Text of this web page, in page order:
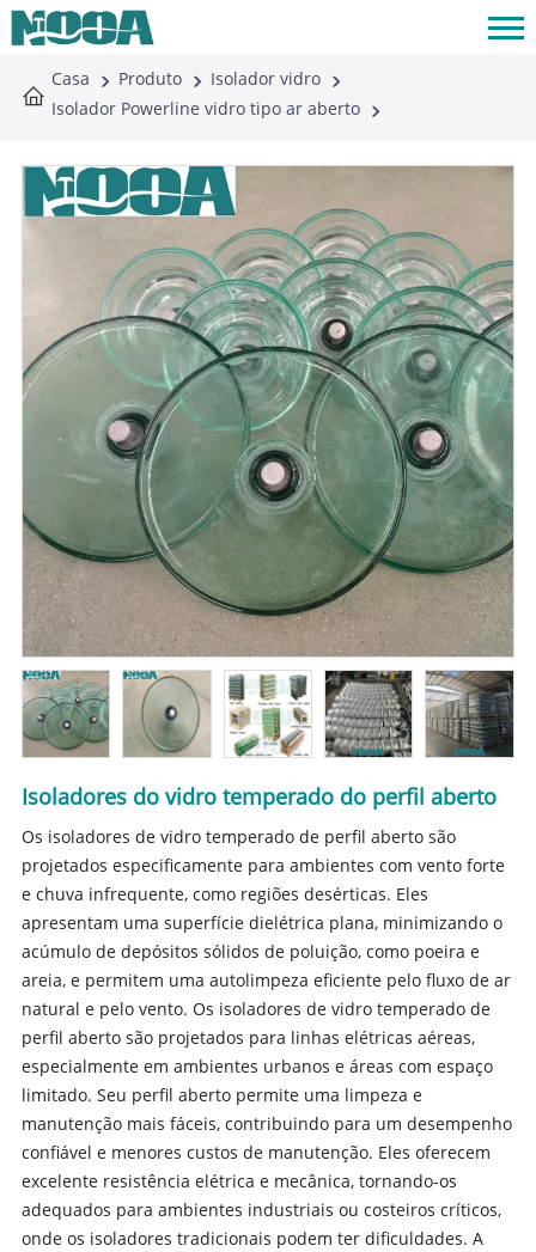
Casa Produto
Isolador vidro
Isolador Powerline vidro tipo ar aberto
Isoladores do vidro temperado do perfil aberto
Os isoladores de vidro temperado de perfil aberto são
projetados especificamente para ambientes com vento forte
e chuva infrequente, como regiões desérticas. Eles
apresentam uma superfície dielétrica plana, minimizando o
acúmulo de depósitos sólidos de poluição, como poeira e
areia, e permitem uma autolimpeza eficiente pelo fluxo de ar
natural e pelo vento. Os isoladores de vidro temperado de
perfil aberto são projetados para linhas elétricas aéreas,
especialmente em ambientes urbanos e áreas com espaço
limitado. Seu perfil aberto permite uma limpeza e
manutenção mais fáceis, contribuindo para um desempenho
confiável e menores custos de manutenção. Eles oferecem
excelente resistência elétrica e mecânica, tornando-os
adequados para ambientes industriais ou costeiros críticos,
onde os isoladores tradicionais podem ter dificuldades. A